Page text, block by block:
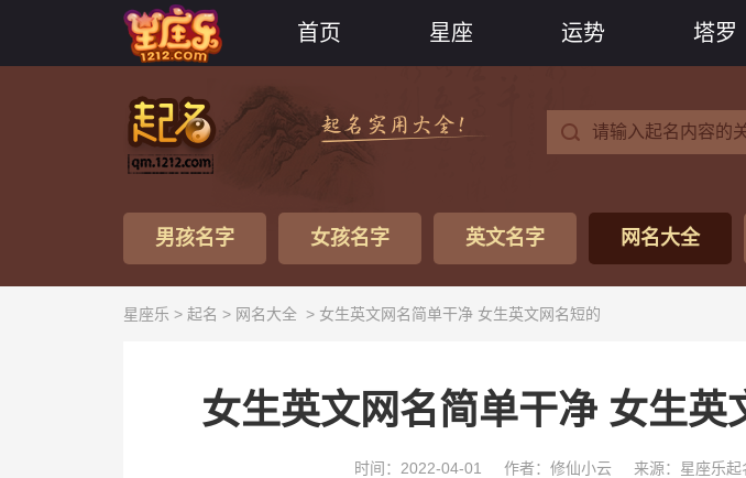
首页 星座 运势 塔罗
男孩名字 女孩名字 英文名字 网名大全
星座乐 > 起名 > 网名大全 > 女生英文网名简单干净 女生英文网名短的
女生英文网名简单干净 女生英
时间：2022-04-01 作者：修仙小云 来源：星座乐起